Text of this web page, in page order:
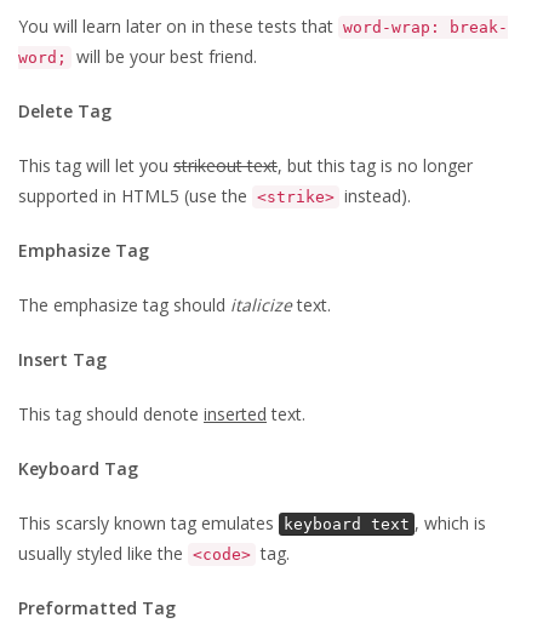
You will learn later on in these tests that word-wrap: break-
word;
will be your best friend.
Delete Tag
This tag will let you strikeout text, but this tag is no longer
supported in HTML5 (use the <strike> instead).
Emphasize Tag
The emphasize tag should italicizetext.
Insert Tag
This tag should denote inserted text.
Keyboard Tag
This scarsly known tag emulates keyboard text , which is
usually styled like the <code> tag.
Preformatted Tag